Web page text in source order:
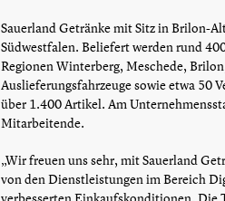
Sauerland Getränke mit Sitz in Brilon-
Südwestfalen. Beliefert werden rund
Regionen Winterberg, Meschede,
Auslieferungsfahrzeuge sowie etwa 50
über 1.400 Artikel. Am
Mitarbeitende.
„Wir freuen uns sehr, mit Sauerland
von den Dienstleistungen im Bereich